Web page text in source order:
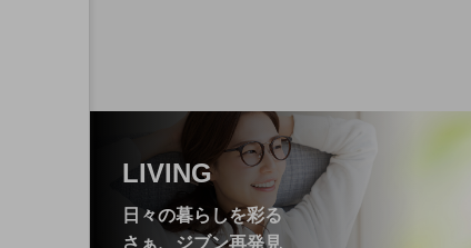
LIVING
日々の暮らしを彩る
さぁ、ジブン再発見